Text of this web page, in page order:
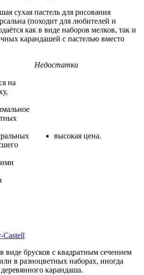
сухая пастель для рисования
(походит для любителей и
как в виде наборов мелков, так и
карандашей с пастелью вместо
Недостатки
на
высокая цена.
виде брусков с квадратным сечением
в разноцветных наборах, иногда
карандаша.